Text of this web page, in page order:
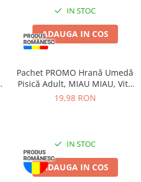
IN STOC
ADAUGA IN COS
Pachet PROMO Hrană Umedă
Pisică Adult, MIAU MIAU, Vită
în sos, 12x100g
19,98 RON
IN STOC
ADAUGA IN COS